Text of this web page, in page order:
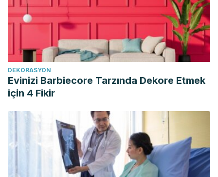
DEKORASYON
Evinizi Barbiecore Tarzında Dekore Etmek
için 4 Fikir